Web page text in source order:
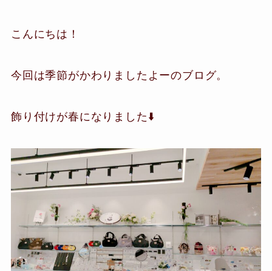
こんにちは！
今回は季節がかわりましたよーのブログ。
飾り付けが春になりました⬇️